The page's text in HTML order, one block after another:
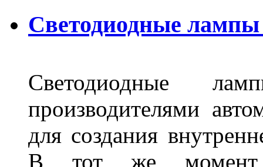
Светодиодные
Светодиодные
производителями
для создания
В тот же момент